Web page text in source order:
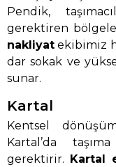
Pendik,
gerektiren
nakliyat ekibimiz
dar sokak ve
sunar.
Kartal
Kentsel
Kartal’da
gerektirir.
Kartal